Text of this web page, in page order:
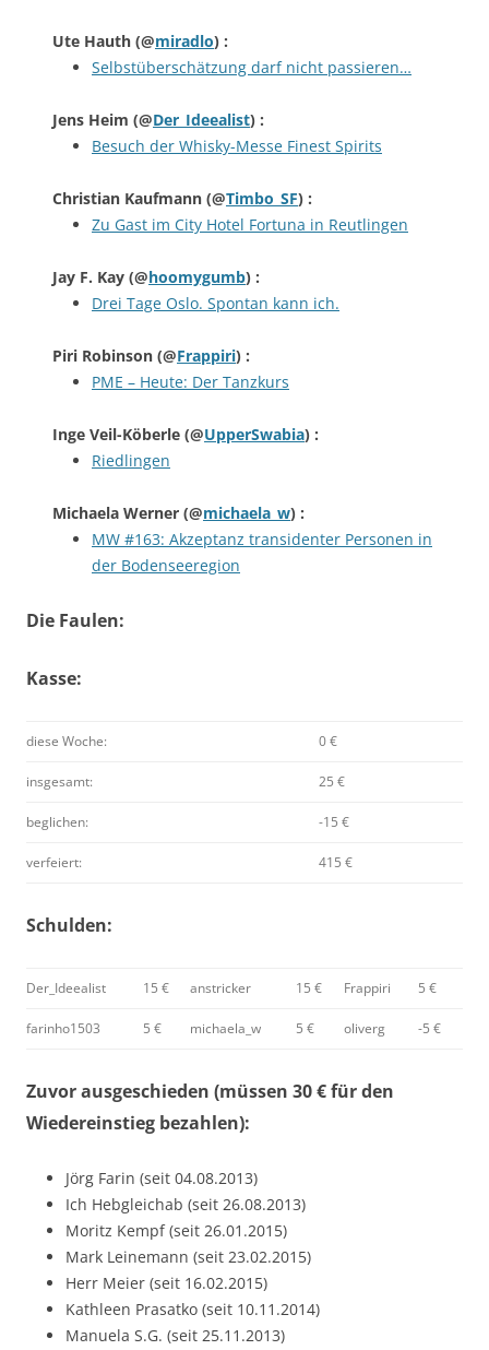
Ute Hauth (@miradlo) :
Selbstüberschätzung darf nicht passieren…
Jens Heim (@Der_Ideealist) :
Besuch der Whisky-Messe Finest Spirits
Christian Kaufmann (@Timbo_SF) :
Zu Gast im City Hotel Fortuna in Reutlingen
Jay F. Kay (@hoomygumb) :
Drei Tage Oslo. Spontan kann ich.
Piri Robinson (@Frappiri) :
PME – Heute: Der Tanzkurs
Inge Veil-Köberle (@UpperSwabia) :
Riedlingen
Michaela Werner (@michaela_w) :
MW #163: Akzeptanz transidenter Personen in
der Bodenseeregion
Die Faulen:
Kasse:
diese Woche: 0 €
insgesamt: 25 €
beglichen: -15 €
verfeiert: 415 €
Schulden:
Der_Ideealist 15 € anstricker 15 € Frappiri 5 €
farinho1503 5 € michaela_w 5 € oliverg -5 €
Zuvor ausgeschieden (müssen 30 € für den
Wiedereinstieg bezahlen):
Jörg Farin (seit 04.08.2013)
Ich Hebgleichab (seit 26.08.2013)
Moritz Kempf (seit 26.01.2015)
Mark Leinemann (seit 23.02.2015)
Herr Meier (seit 16.02.2015)
Kathleen Prasatko (seit 10.11.2014)
Manuela S.G. (seit 25.11.2013)